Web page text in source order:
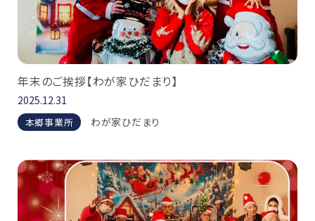
年末のご挨拶【わが家ひだまり】
2025.12.31
本郷事業所 わが家ひだまり